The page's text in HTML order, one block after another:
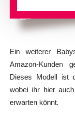
Ein weiterer
Amazon-Kunden
Dieses Modell ist
wobei ihr hier
erwarten könnt.